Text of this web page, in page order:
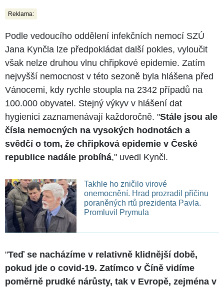
Reklama:
Podle vedoucího oddělení infekčních nemocí SZÚ
Jana Kynčla lze předpokládat další pokles, vyloučit
však nelze druhou vlnu chřipkové epidemie. Zatím
nejvyšší nemocnost v této sezoně byla hlášena před
Vánocemi, kdy rychle stoupla na 2342 případů na
100.000 obyvatel. Stejný výkyv v hlášení dat
hygienici zaznamenávají každoročně. "Stále jsou ale
čísla nemocných na vysokých hodnotách a
svědčí o tom, že chřipková epidemie v České
republice nadále probíhá," uvedl Kynčl.
Takhle ho zničilo virové
onemocnění. Hrad prozradil příčinu
poraněných rtů prezidenta Pavla.
Promluvil Prymula
"Teď se nacházíme v relativně klidnější době,
pokud jde o covid-19. Zatímco v Číně vidíme
poměrně prudké nárůsty, tak v Evropě, zejména v